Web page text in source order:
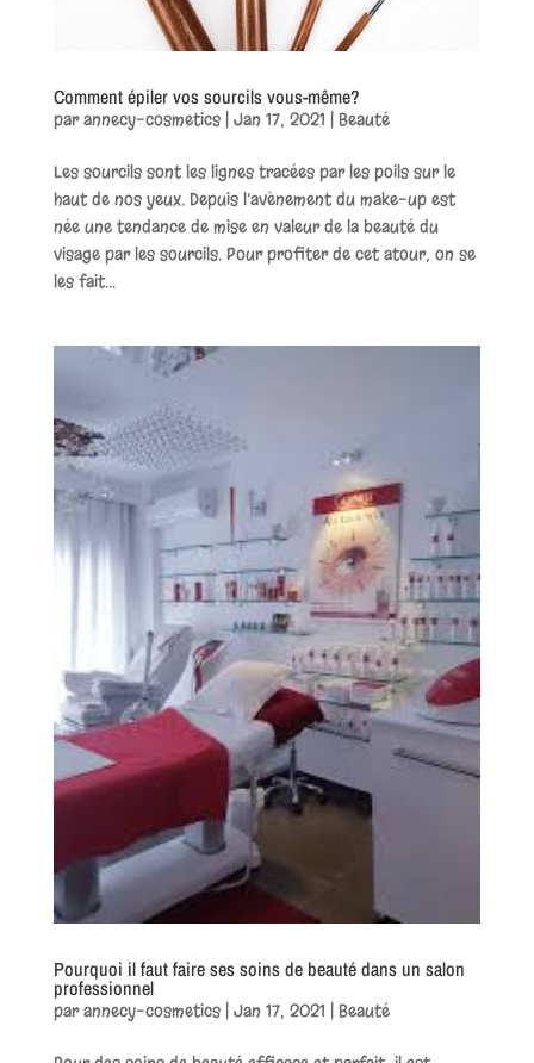
Comment épiler vos sourcils vous-même?
parannecy-cosmetics| Jan 17, 2021 | Beauté
Les sourcils sont les lignes tracées par les poils sur le
haut de nos yeux. Depuis l’avènement du make-up est
née une tendance de mise en valeur de la beauté du
visage par les sourcils. Pour profiter de cet atour, on se
les fait...
Pourquoi il faut faire ses soins de beauté dans un salon
professionnel
parannecy-cosmetics| Jan 17, 2021 | Beauté